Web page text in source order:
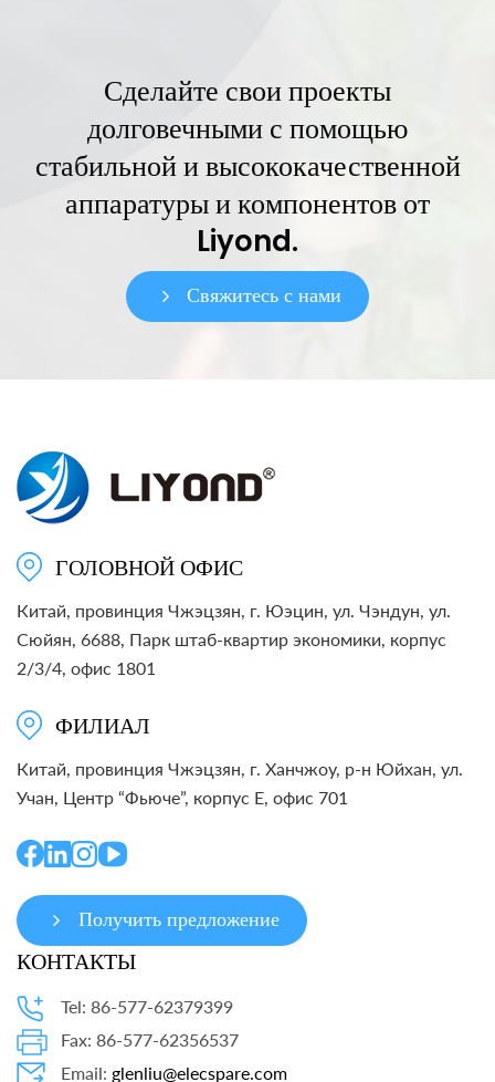
Сделайте свои проекты
долговечными с помощью
стабильной и высококачественной
аппаратуры и компонентов от
Liyond.
Свяжитесь с нами
ГОЛОВНОЙ ОФИС
Китай, провинция Чжэцзян, г. Юэцин, ул. Чэндун, ул.
Сюйян, 6688, Парк штаб-квартир экономики, корпус
2/3/4, офис 1801
ФИЛИАЛ
Китай, провинция Чжэцзян, г. Ханчжоу, р-н Юйхан, ул.
Учан, Центр “Фьюче”, корпус E, офис 701
Получить предложение
КОНТАКТЫ
Tel: 86-577-62379399
Fax: 86-577-62356537
Email: glenliu@elecspare.com